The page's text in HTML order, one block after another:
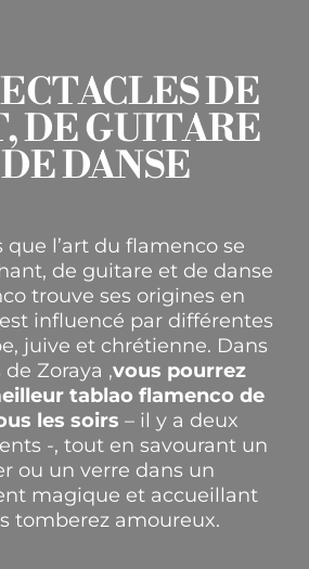
DE
DE GUITARE
DANSE
que l’art du flamenco se
de guitare et de danse
trouve ses origines en
influencé par différentes
juive et chrétienne. Dans
de Zoraya ,vous pourrez
tablao flamenco de
les soirs – il y a deux
-, tout en savourant un
ou un verre dans un
magique et accueillant
tomberez amoureux.